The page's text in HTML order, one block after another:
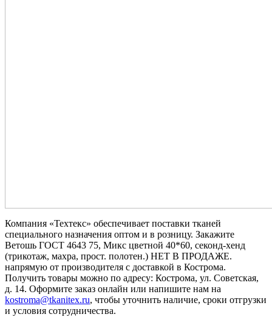
Компания «Техтекс» обеспечивает поставки тканей
специального назначения оптом и в розницу. Закажите
Ветошь ГОСТ 4643 75, Микс цветной 40*60, секонд-хенд
(трикотаж, махра, прост. полотен.) НЕТ В ПРОДАЖЕ.
напрямую от производителя с доставкой в Кострома.
Получить товары можно по адресу: Кострома, ул. Советская,
д. 14. Оформите заказ онлайн или напишите нам на
kostroma@tkanitex.ru, чтобы уточнить наличие, сроки отгрузки
и условия сотрудничества.